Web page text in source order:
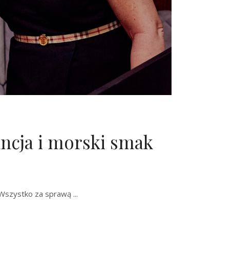
i morski smak
za sprawą